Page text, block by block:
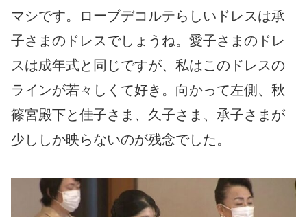
マシです。ローブデコルテらしいドレスは承
子さまのドレスでしょうね。愛子さまのドレ
スは成年式と同じですが、私はこのドレスの
ラインが若々しくて好き。向かって左側、秋
篠宮殿下と佳子さま、久子さま、承子さまが
少ししか映らないのが残念でした。